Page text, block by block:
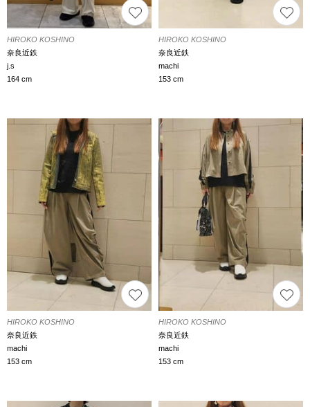
HIROKO KOSHINO
奈良近鉄
j.s
164 cm
HIROKO KOSHINO
奈良近鉄
machi
153 cm
HIROKO KOSHINO
奈良近鉄
machi
153 cm
HIROKO KOSHINO
奈良近鉄
machi
153 cm